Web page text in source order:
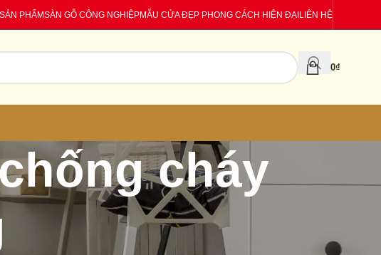
SẢN PHẨMSÀN GỖ CÔNG NGHIỆPMẪU CỬA ĐẸP PHONG CÁCH HIỆN ĐẠILIÊN HỆ
0₫
cháy